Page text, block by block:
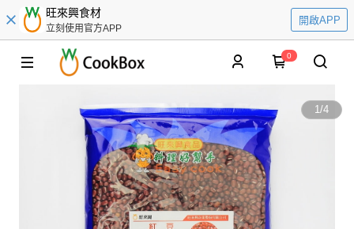
旺來興食材
立刻使用官方APP
開啟APP
0
1/4